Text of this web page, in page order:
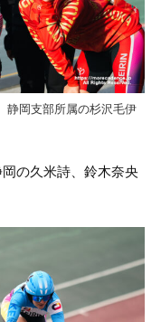
静岡支部所属の杉沢毛伊
の久米詩、鈴木奈央